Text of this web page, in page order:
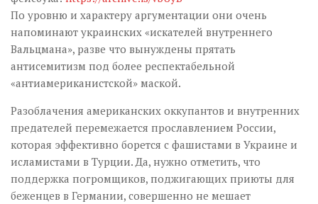
По уровню и характеру аргументации они очень
напоминают украинских «искателей внутреннего
Вальцмана», разве что вынуждены прятать
антисемитизм под более респектабельной
«антиамериканистской» маской.
Разоблачения американских оккупантов и внутренних
предателей перемежается прославлением России,
которая эффективно борется с фашистами в Украине и
исламистами в Турции. Да, нужно отметить, что
поддержка погромщиков, поджигающих приюты для
беженцев в Германии, совершенно не мешает